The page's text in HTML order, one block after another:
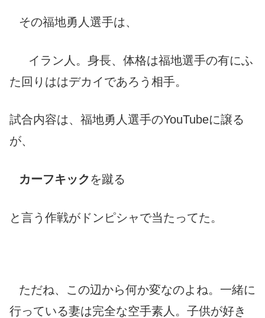
その福地勇人選手は、
イラン人。身長、体格は福地選手の有にふ
た回りははデカイであろう相手。
試合内容は、福地勇人選手のYouTubeに譲る
が、
カーフキックを蹴る
と言う作戦がドンピシャで当たってた。
ただね、この辺から何か変なのよね。一緒に
行っている妻は完全な空手素人。子供が好き